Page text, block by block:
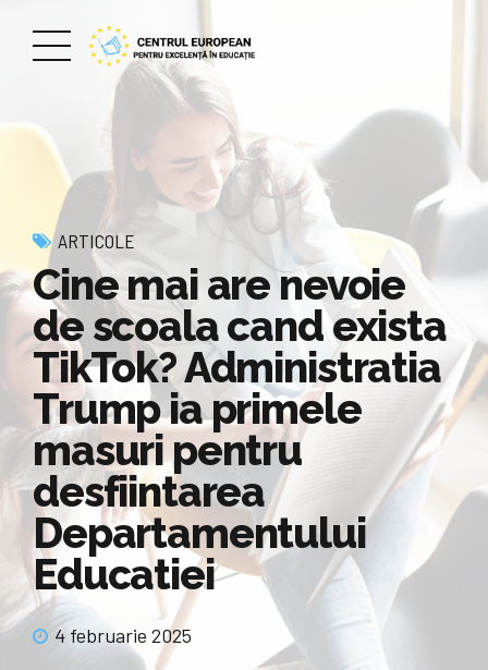
ARTICOLE
Cine mai are nevoie
de scoala cand exista
TikTok? Administratia
Trump ia primele
masuri pentru
desfiintarea
Departamentului
Educatiei
4 februarie 2025